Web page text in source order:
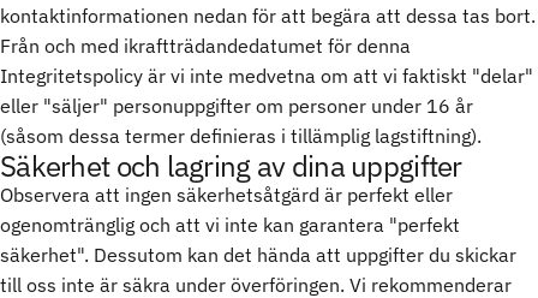
kontaktinformationen nedan för att begära att dessa tas bort.
Från och med ikraftträdandedatumet för denna
Integritetspolicy är vi inte medvetna om att vi faktiskt "delar"
eller "säljer" personuppgifter om personer under 16 år
(såsom dessa termer definieras i tillämplig lagstiftning).
Säkerhet och lagring av dina uppgifter
Observera att ingen säkerhetsåtgärd är perfekt eller
ogenomtränglig och att vi inte kan garantera "perfekt
säkerhet". Dessutom kan det hända att uppgifter du skickar
till oss inte är säkra under överföringen. Vi rekommenderar